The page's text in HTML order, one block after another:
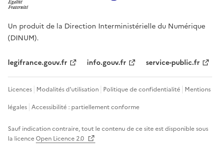
Un produit de la Direction Interministérielle du Numérique
(DINUM).
legifrance.gouv.fr info.gouv.fr service-public.fr
Licences Modalités d'utilisation Politique de confidentialité Mentions
légales Accessibilité : partiellement conforme
Sauf indication contraire, tout le contenu de ce site est disponible sous
la licenceOpen Licence 2.0